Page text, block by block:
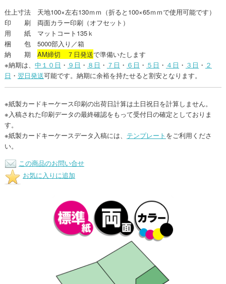
仕上寸法 天地100×左右130ｍｍ（折ると100×65ｍｍで使用可能です）
印 刷 両面カラー印刷（オフセット）
用 紙 マットコート135ｋ
梱 包 5000部入り／箱
納 期 AM締切 ７日発送で準備いたします
※納期は、 中１０日 ・ ９日 ・ ８日 ・ ７日 ・ ６日 ・ ５日 ・ ４日 ・ ３日 ・ ２
日 ・ 翌日発送可能です。納期に余裕を持たせると割安となります。
※紙製カードキーケース印刷の出荷日計算は土日祝日を計算しません。
※入稿された印刷データの最終確認をもって受付日の確定としておりま
す。
※紙製カードキーケースデータ入稿には、 テンプレート をご利用くださ
い。
この商品のお問い合せ
お気に入りに追加